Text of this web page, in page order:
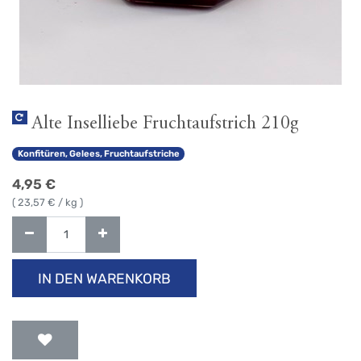
Alte Inselliebe Fruchtaufstrich 210g
Konfitüren, Gelees, Fruchtaufstriche
4,95 €
( 23,57 € / kg )
IN DEN WARENKORB